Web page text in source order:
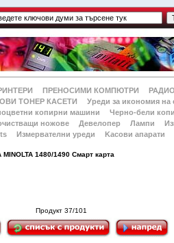
ПРЕНОСИМИ КОМПЮТРИ
ТОНЕР КАСЕТИ Уреди за икономия на
копирни машини Черно-бели
ножове Девелопер Лампи
Измервателни уреди Kасови апарати
MINOLTA 1480/1490 Смарт карта
Продукт 37/101